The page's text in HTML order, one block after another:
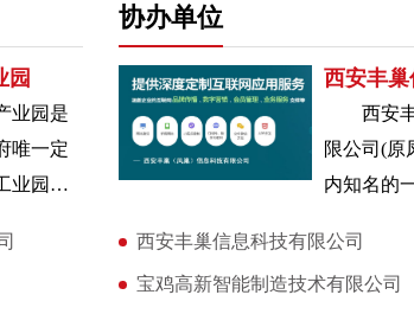
园
业园是
唯一定
业园
和路
协办单位
西安
限公司(原
内知名的
平台，提
品牌竞争力
西安丰巢信息科技有限公司
宝鸡高新智能制造技术有限公司